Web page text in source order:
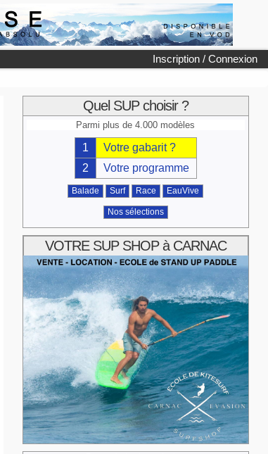
Inscription / Connexion
Quel SUP choisir ?
Parmi plus de 4.000 modèles
1
Votre gabarit ?
2
Votre programme
Balade Surf Race EauVive
Nos sélections
VOTRE SUP SHOP à CARNAC